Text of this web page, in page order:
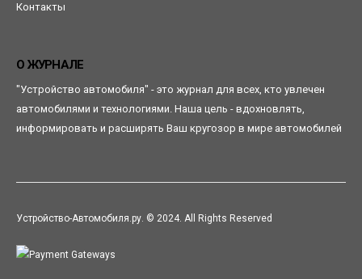
Контакты
О ЖУРНАЛЕ
"Устройство автомобиля" - это журнал для всех, кто увлечен
автомобилями и технологиями. Наша цель - вдохновлять,
информировать и расширять Ваш кругозор в мире автомобилей
Устройство-Автомобиля.ру. © 2024. All Rights Reserved